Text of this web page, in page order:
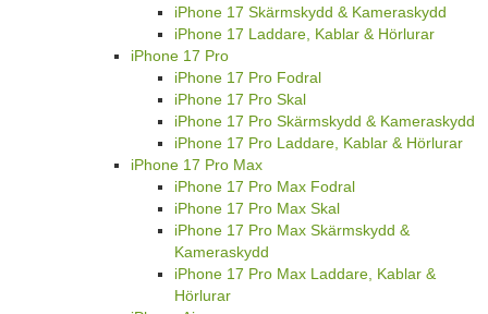
iPhone 17 Skärmskydd & Kameraskydd
iPhone 17 Laddare, Kablar & Hörlurar
iPhone 17 Pro
iPhone 17 Pro Fodral
iPhone 17 Pro Skal
iPhone 17 Pro Skärmskydd & Kameraskydd
iPhone 17 Pro Laddare, Kablar & Hörlurar
iPhone 17 Pro Max
iPhone 17 Pro Max Fodral
iPhone 17 Pro Max Skal
iPhone 17 Pro Max Skärmskydd &
Kameraskydd
iPhone 17 Pro Max Laddare, Kablar &
Hörlurar